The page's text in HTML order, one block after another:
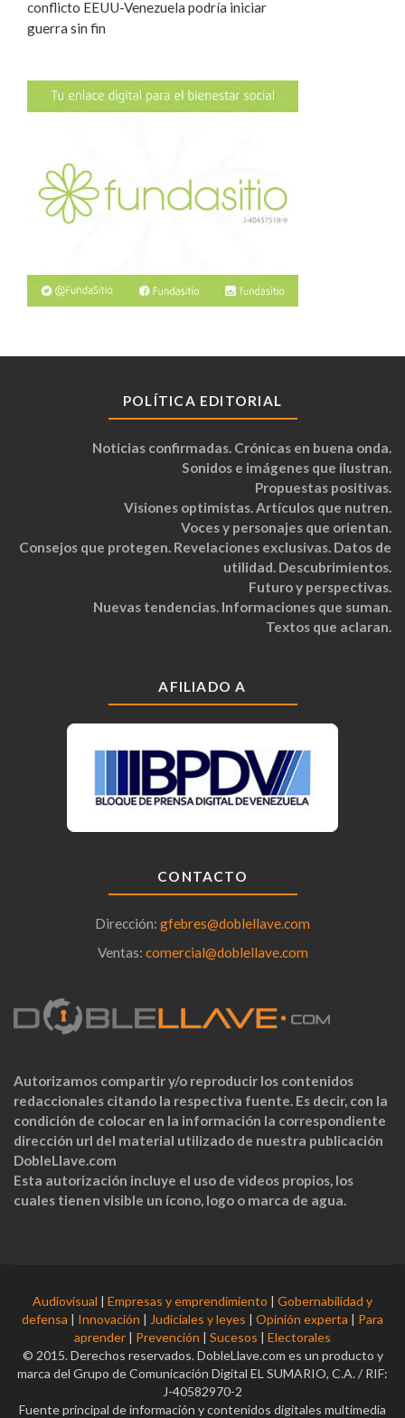
conflicto EEUU-Venezuela podría iniciar
guerra sin fin
POLÍTICA EDITORIAL
Noticias confirmadas. Crónicas en buena onda.
Sonidos e imágenes que ilustran.
Propuestas positivas.
Visiones optimistas. Artículos que nutren.
Voces y personajes que orientan.
Consejos que protegen. Revelaciones exclusivas. Datos de
utilidad. Descubrimientos.
Futuro y perspectivas.
Nuevas tendencias. Informaciones que suman.
Textos que aclaran.
AFILIADO A
CONTACTO
Dirección: gfebres@doblellave.com
Ventas: comercial@doblellave.com
Autorizamos compartir y/o reproducir los contenidos
redaccionales citando la respectiva fuente. Es decir, con la
condición de colocar en la información la correspondiente
dirección url del material utilizado de nuestra publicación
DobleLlave.com
Esta autorización incluye el uso de videos propios, los
cuales tienen visible un ícono, logo o marca de agua.
Audiovisual | Empresas y emprendimiento | Gobernabilidad y
defensa | Innovación | Judiciales y leyes | Opinión experta | Para
aprender | Prevención | Sucesos | Electorales
© 2015. Derechos reservados. DobleLlave.com es un producto y
marca del Grupo de Comunicación Digital EL SUMARIO, C.A. / RIF:
J-40582970-2
Fuente principal de información y contenidos digitales multimedia